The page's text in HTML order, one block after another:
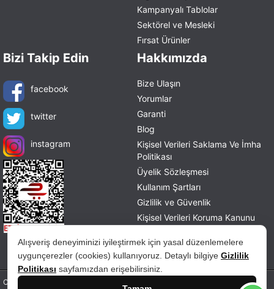
Alışveriş deneyiminizi iyileştirmek için yasal düzenlemelere
uygunçerezler (cookies) kullanıyoruz. Detaylı bilgiye Gizlilik
Politikası sayfamızdan erişebilirsiniz.
Kampanyalı Tablolar
Sektörel ve Mesleki
Fırsat Ürünler
Bizi Takip Edin
facebook
twitter
instagram
Hakkımızda
Bize Ulaşın
Yorumlar
Garanti
Blog
Kişisel Verileri Saklama Ve İmha
Politikası
Üyelik Sözleşmesi
Kullanım Şartları
Gizlilik ve Güvenlik
Kişisel Verileri Koruma Kanunu
İade ve Değişim Politikası
Copyright © 2026 tablohane.com Tüm hakları saklıdır.